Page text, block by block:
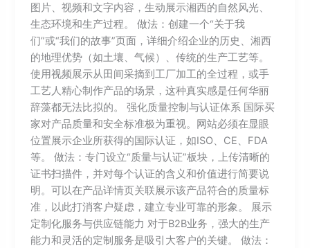
图片、视频和文字内容，生动展示湘西的自然风光、
生态环境和生产过程。 做法：创建一个“关于我
们”或“我们的故事”页面，详细介绍企业的历史、湘西
的地理优势（如土壤、气候）、传统的生产工艺等。
使用视频展示从田间采摘到工厂加工的全过程，或手
工艺人精心制作产品的场景，这种真实感是任何华丽
辞藻都无法比拟的。 强化质量控制与认证体系 国际买
家对产品质量和安全标准极为重视。网站必须在显眼
位置展示企业所获得的国际认证，如ISO、CE、FDA
等。 做法：专门设立“质量与认证”板块，上传清晰的
证书扫描件，并对每个认证的含义和价值进行简要说
明。可以在产品详情页关联展示该产品符合的质量标
准，以此打消客户疑虑，建立专业可靠的形象。 展示
定制化服务与供应链能力 对于B2B业务，强大的生产
能力和灵活的定制服务是吸引大客户的关键。 做法：